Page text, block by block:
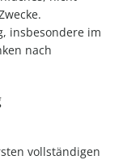
insbesondere im
nach
vollständigen